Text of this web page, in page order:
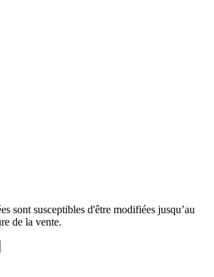
sont susceptibles d'être modifiées jusqu’au
de la vente.